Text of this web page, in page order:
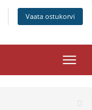
Vaata ostukorvi